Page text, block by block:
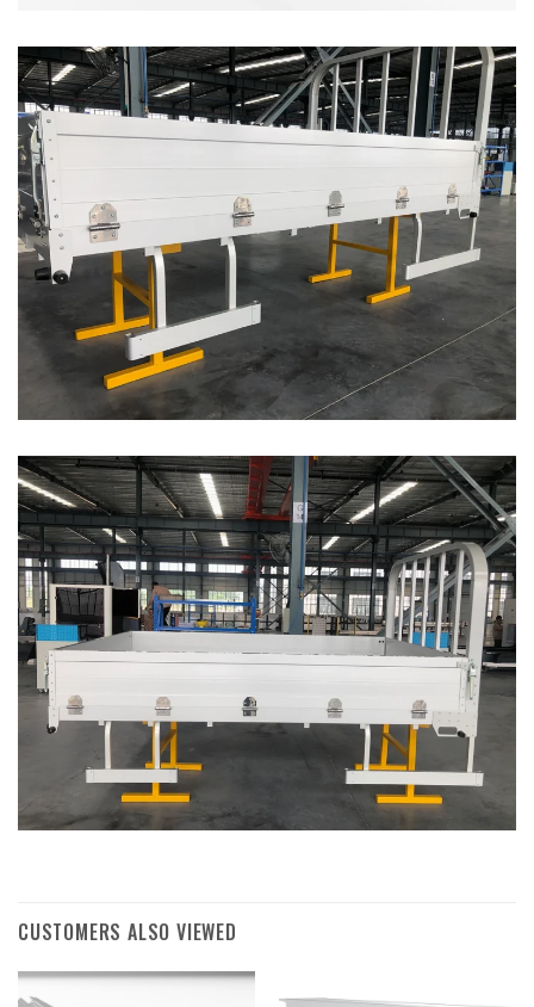
CUSTOMERS ALSO VIEWED